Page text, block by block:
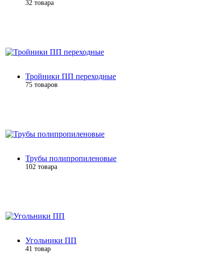
32 товара
Тройники ПП переходные
75 товаров
Трубы полипропиленовые
102 товара
Угольники ПП
41 товар